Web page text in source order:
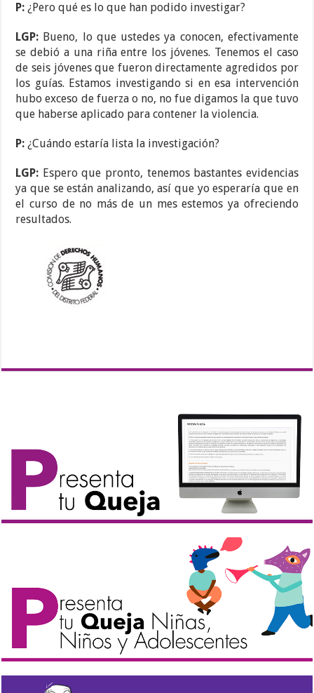
P:¿Pero qué es lo que han podido investigar?
LGP: Bueno, lo que ustedes ya conocen, efectivamente
se debió a una riña entre los jóvenes. Tenemos el caso
de seis jóvenes que fueron directamente agredidos por
los guías. Estamos investigando si en esa intervención
hubo exceso de fuerza o no, no fue digamos la que tuvo
que haberse aplicado para contener la violencia.
P:¿Cuándo estaría lista la investigación?
LGP: Espero que pronto, tenemos bastantes evidencias
ya que se están analizando, así que yo esperaría que en
el curso de no más de un mes estemos ya ofreciendo
resultados.